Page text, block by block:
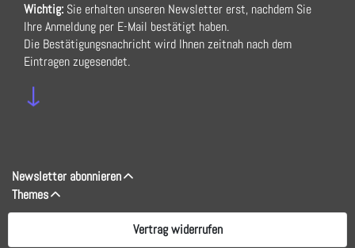
Wichtig: Sie erhalten unseren Newsletter erst, nachdem Sie
Ihre Anmeldung per E-Mail bestätigt haben.
Die Bestätigungsnachricht wird Ihnen zeitnah nach dem
Eintragen zugesendet.
↓
Newsletter abonnieren
Themes
Vertrag widerrufen